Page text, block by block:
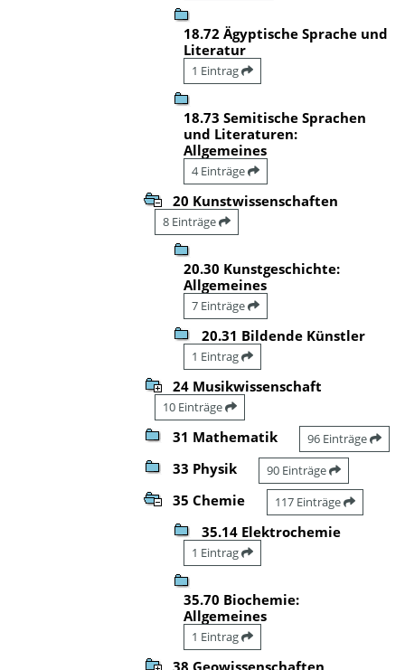
18.72 Ägyptische Sprache und
Literatur
1 Eintrag
18.73 Semitische Sprachen
und Literaturen:
Allgemeines
4 Einträge
20 Kunstwissenschaften
8 Einträge
20.30 Kunstgeschichte:
Allgemeines
7 Einträge
20.31 Bildende Künstler
1 Eintrag
24 Musikwissenschaft
10 Einträge
31 Mathematik 96 Einträge
33 Physik 90 Einträge
35 Chemie 117 Einträge
35.14 Elektrochemie
1 Eintrag
35.70 Biochemie:
Allgemeines
1 Eintrag
38 Geowissenschaften